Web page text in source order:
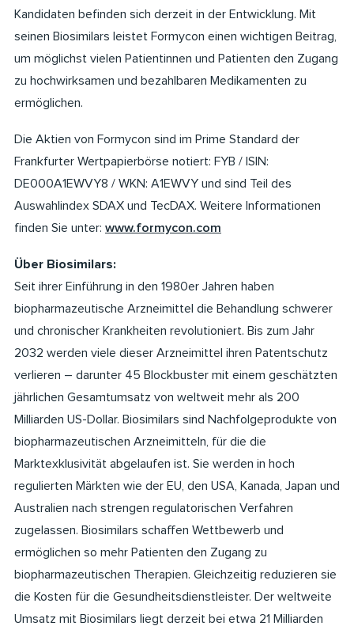
Kandidaten befinden sich derzeit in der Entwicklung. Mit
seinen Biosimilars leistet Formycon einen wichtigen Beitrag,
um möglichst vielen Patientinnen und Patienten den Zugang
zu hochwirksamen und bezahlbaren Medikamenten zu
ermöglichen.
Die Aktien von Formycon sind im Prime Standard der
Frankfurter Wertpapierbörse notiert: FYB / ISIN:
DE000A1EWVY8 / WKN: A1EWVY und sind Teil des
Auswahlindex SDAX und TecDAX. Weitere Informationen
finden Sie unter: www.formycon.com
Über Biosimilars:
Seit ihrer Einführung in den 1980er Jahren haben
biopharmazeutische Arzneimittel die Behandlung schwerer
und chronischer Krankheiten revolutioniert. Bis zum Jahr
2032 werden viele dieser Arzneimittel ihren Patentschutz
verlieren – darunter 45 Blockbuster mit einem geschätzten
jährlichen Gesamtumsatz von weltweit mehr als 200
Milliarden US-Dollar. Biosimilars sind Nachfolgeprodukte von
biopharmazeutischen Arzneimitteln, für die die
Marktexklusivität abgelaufen ist. Sie werden in hoch
regulierten Märkten wie der EU, den USA, Kanada, Japan und
Australien nach strengen regulatorischen Verfahren
zugelassen. Biosimilars schaffen Wettbewerb und
ermöglichen so mehr Patienten den Zugang zu
biopharmazeutischen Therapien. Gleichzeitig reduzieren sie
die Kosten für die Gesundheitsdienstleister. Der weltweite
Umsatz mit Biosimilars liegt derzeit bei etwa 21 Milliarden